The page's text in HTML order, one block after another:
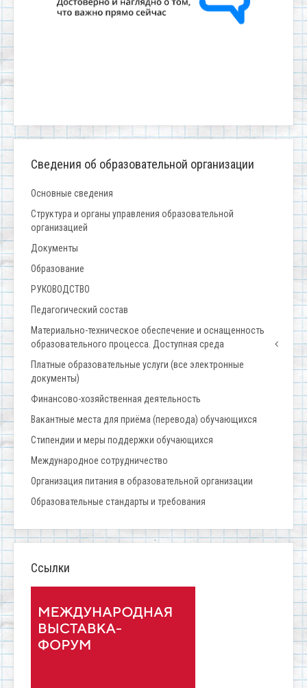
Сведения об образовательной организации
Основные сведения
Структура и органы управления образовательной
организацией
Документы
Образование
РУКОВОДСТВО
Педагогический состав
Материально-техническое обеспечение и оснащенность
образовательного процесса. Доступная среда
Платные образовательные услуги (все электронные
документы)
Финансово-хозяйственная деятельность
Вакантные места для приёма (перевода) обучающихся
Стипендии и меры поддержки обучающихся
Международное сотрудничество
Организация питания в образовательной организации
Образовательные стандарты и требования
Ссылки